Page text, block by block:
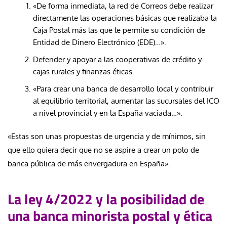
«De forma inmediata, la red de Correos debe realizar
directamente las operaciones básicas que realizaba la
Caja Postal más las que le permite su condición de
Entidad de Dinero Electrónico (EDE)…».
Defender y apoyar a las cooperativas de crédito y
cajas rurales y finanzas éticas.
«Para crear una banca de desarrollo local y contribuir
al equilibrio territorial, aumentar las sucursales del ICO
a nivel provincial y en la España vaciada…».
«Estas son unas propuestas de urgencia y de mínimos, sin
que ello quiera decir que no se aspire a crear un polo de
banca pública de más envergadura en España».
La ley 4/2022 y la posibilidad de
una banca minorista postal y ética